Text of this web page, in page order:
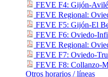
FEVE F4: Gijón-
FEVE Regional:
FEVE F5: Gijón-El
FEVE F6: Oviedo-
FEVE Regional:
FEVE F7: Oviedo-
FEVE F8: Collanzo-
Otros horarios / líneas